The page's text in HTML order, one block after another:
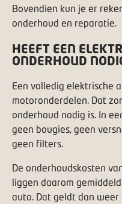
Bovendien kun je er
onderhoud en reparatie.
HEEFT EEN
ONDERHOUD
Een volledig elektrische
motoronderdelen. Dat
onderhoud nodig is. In
geen bougies, geen
geen filters.
De onderhoudskosten
liggen daarom
auto. Dat geldt dan